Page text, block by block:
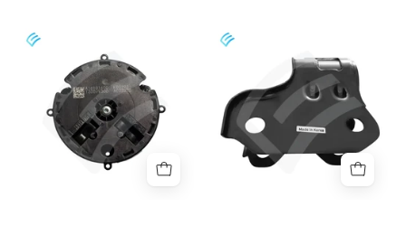
conjunto
de
actuador
de
espejo
retrovisor
trasero
del
brazo
de
control
inferior